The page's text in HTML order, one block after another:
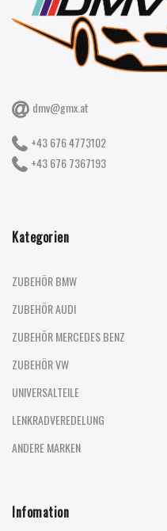
dmv@gmx.at
+43 676 4773102
+43 676 7367193
Kategorien
ZUBEHÖR BMW
ZUBEHÖR AUDI
ZUBEHÖR MERCEDES BENZ
ZUBEHÖR VW
UNIVERSALTEILE
LENKRADVEREDELUNG
ANDERE MARKEN
Infomation